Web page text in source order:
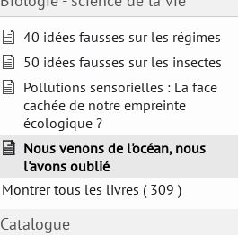
40 idées fausses sur les régimes
50 idées fausses sur les insectes
Pollutions sensorielles : La face
cachée de notre empreinte
écologique ?
Nous venons de l'océan, nous
l'avons oublié
Montrer tous les livres ( 309 )
Catalogue